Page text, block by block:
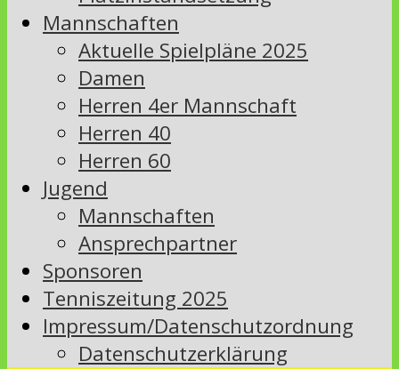
Mannschaften
Aktuelle Spielpläne 2025
Damen
Herren 4er Mannschaft
Herren 40
Herren 60
Jugend
Mannschaften
Ansprechpartner
Sponsoren
Tenniszeitung 2025
Impressum/Datenschutzordnung
Datenschutzerklärung